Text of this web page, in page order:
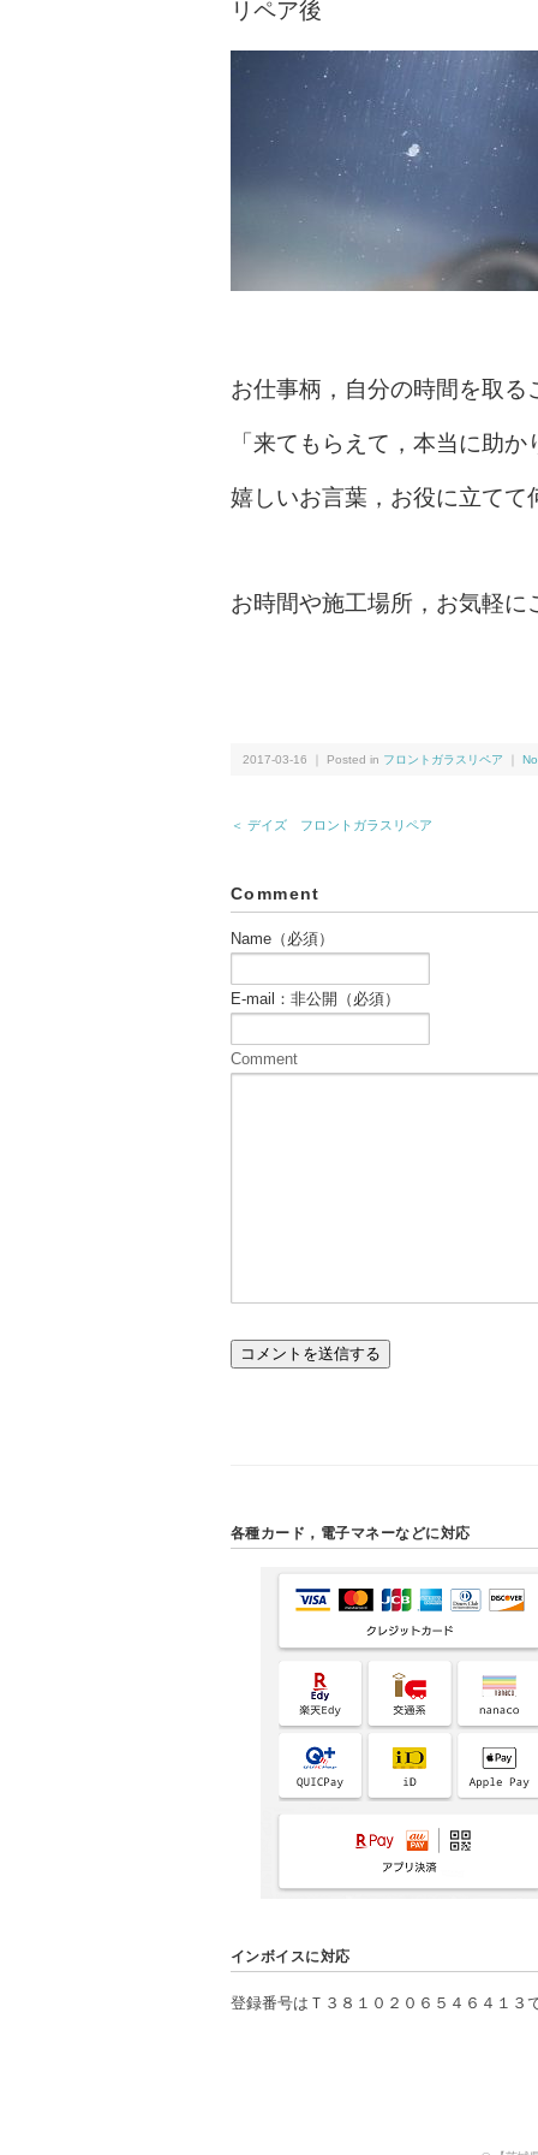
リペア後
お仕事柄，自分の時間を取る
「来てもらえて，本当に助
嬉しいお言葉，お役に立てて
お時間や施工場所，お気軽に
2017-03-16 ｜ Posted in フロントガラスリペア
＜ デイズ フロントガラスリペア
Comment
Name（必須）
E-mail：非公開（必須）
Comment
各種カード，電子マネーなどに対応
インボイスに対応
登録番号はＴ３８１０２０６５４６４１３